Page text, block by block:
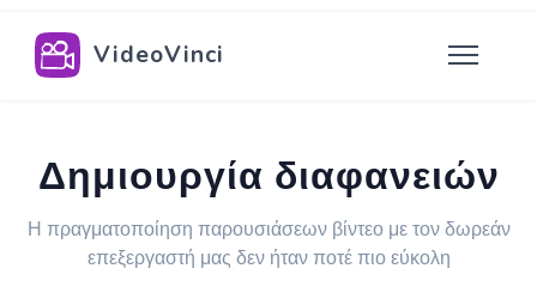
VideoVinci
Δημιουργία διαφανειών
Η πραγματοποίηση παρουσιάσεων βίντεο με τον δωρεάν
επεξεργαστή μας δεν ήταν ποτέ πιο εύκολη